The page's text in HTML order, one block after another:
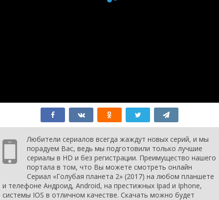
Любители сериалов всегда жаждут новых серий, и мы
порадуем Вас, ведь мы подготовили только лучшие
сериалы в HD и без регистрации. Преимущество нашего
портала в том, что Вы можете смотреть онлайн
Сериал «Голубая планета 2» (2017) на любом планшете
и телефоне Андроид, Android, на престижных Ipad и Iphone,
системы IOS в отличном качестве. Скачать можно будет